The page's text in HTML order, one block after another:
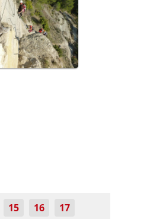
15 16 17